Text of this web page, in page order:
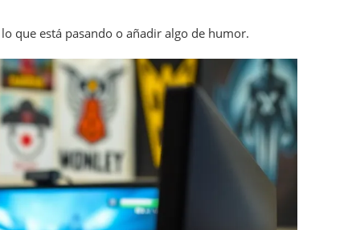
que está pasando o añadir algo de humor.